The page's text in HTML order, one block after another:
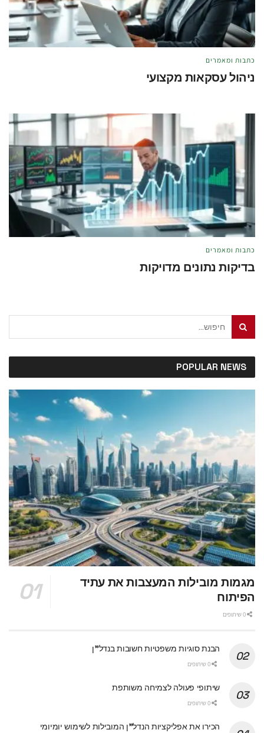
כתבות ומאמרים
ניהול עסקאות מקצועי
כתבות ומאמרים
בדיקות נתונים מדויקות
POPULAR NEWS
מגמות מובילות המעצבות את עתיד
הפיתוח
הבנת סוגיות משפטיות חשובות בנדל"ן
שיתופי פעולה לצמיחה משותפת
הכירו את אפליקציות הנדל"ן המובילות לשימוש יומיומי